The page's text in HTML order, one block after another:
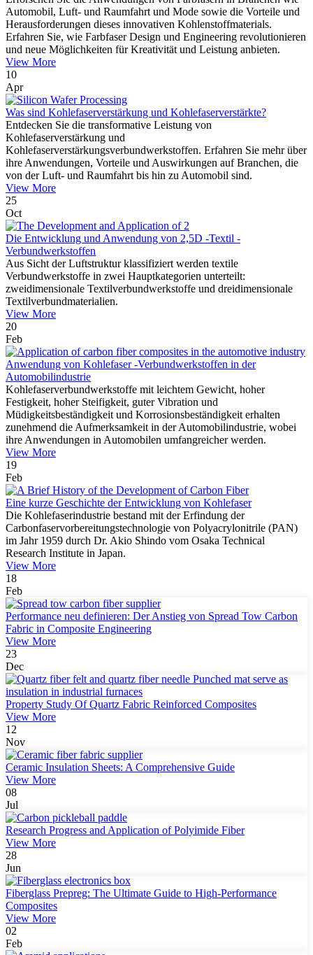
Automobil, Luft- und Raumfahrt und Mode sowie die Vorteile und
Herausforderungen dieses innovativen Kohlenstoffmaterials.
Erfahren Sie, wie Farbfaser Design und Engineering revolutionieren
und neue Möglichkeiten für Kreativität und Leistung anbieten.
View More
10
Apr
Was sind Kohlefaserverstärkung und Kohlefaserverstärkte?
Entdecken Sie die transformative Leistung von
Kohlefaserverstärkung und
Kohlefaserverstärkungsverbundwerkstoffen. Erfahren Sie mehr über
ihre Anwendungen, Vorteile und Auswirkungen auf Branchen, die
von der Luft- und Raumfahrt bis hin zu Automobil sind.
View More
25
Oct
Die Entwicklung und Anwendung von 2,5D -Textil -
Verbundwerkstoffen
Aus Sicht der Luftstruktur klassifiziert werden textile
Verbundwerkstoffe in zwei Hauptkategorien unterteilt:
zweidimensionale Textilverbundwerkstoffe und dreidimensionale
Textilverbundmaterialien.
View More
20
Feb
Anwendung von Kohlefaser -Verbundwerkstoffen in der
Automobilindustrie
Kohlefaserverbundwerkstoffe mit leichtem Gewicht, hoher
Festigkeit, hoher Steifigkeit, guter Vibration und
Müdigkeitsbeständigkeit und Korrosionsbeständigkeit erhalten
zunehmend die Aufmerksamkeit in der Automobilindustrie, wobei
ihre Anwendungen in Automobilen umfangreicher werden.
View More
19
Feb
Eine kurze Geschichte der Entwicklung von Kohlefaser
Die Kohlefaserindustrie bestand mit der Erfindung der
Carbonfaservorbereitungstechnologie von Polyacrylonitrile (PAN)
im Jahr 1959 durch Dr. Akio Shindo vom Osaka Technical
Research Institute in Japan.
View More
18
Feb
Performance neu definieren: Der Anstieg von Spread Tow Carbon
Fabric in Composite Engineering
View More
23
Dec
Property Study Of Quartz Fabric Reinforced Composites
View More
12
Nov
Ceramic Insulation Sheets: A Comprehensive Guide
View More
08
Jul
Research Progress and Application of Polyimide Fiber
View More
28
Jun
Fiberglass Prepreg: The Ultimate Guide to High-Performance
Composites
View More
02
Feb